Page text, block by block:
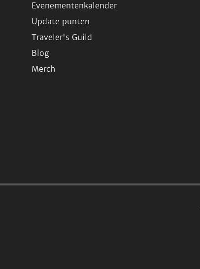
Evenementenkalender
Update punten
Traveler's Guild
Blog
Merch